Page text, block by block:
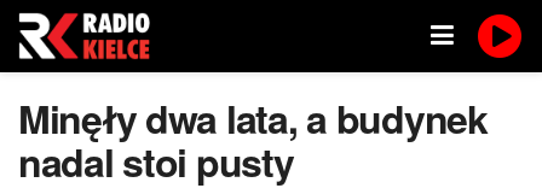
Minęły dwa lata, a budynek
nadal stoi pusty